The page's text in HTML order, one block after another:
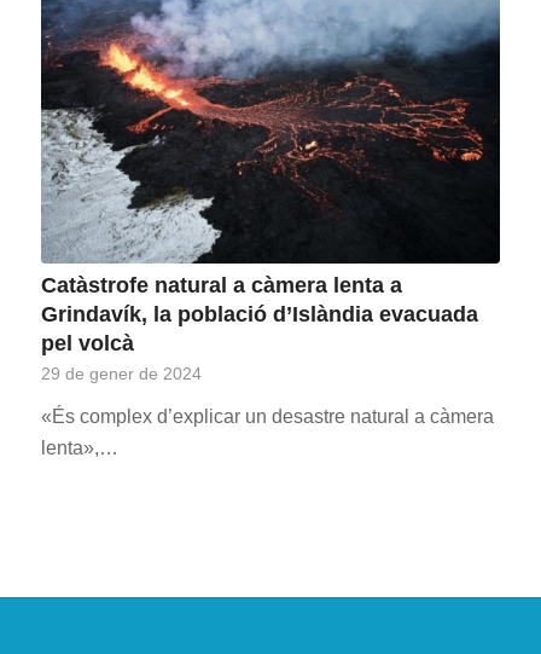
Catàstrofe natural a càmera lenta a
Grindavík, la població d’Islàndia evacuada
pel volcà
29 de gener de 2024
«És complex d’explicar un desastre natural a càmera
lenta»,…